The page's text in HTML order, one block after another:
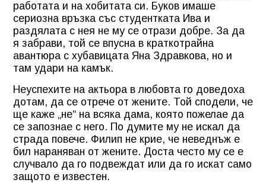
работата и на хобитата си. Буков имаше
сериозна връзка със студентката Ива и
раздялата с нея не му се отрази добре. За да
я забрави, той се впусна в краткотрайна
авантюра с хубавицата Яна Здравкова, но и
там удари на камък.
Неуспехите на актьора в любовта го доведоха
дотам, да се отрече от жените. Той сподели, че
ще каже „не“ на всяка дама, която пожелае да
се запознае с него. По думите му не искал да
страда повече. Филип не крие, че неведнъж е
бил нараняван от жените. Доста често му се е
случвало да го подвеждат или да го искат само
защото е известен.